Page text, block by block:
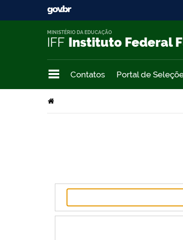
IFF Instituto Federal
MINISTÉRIO DA EDUCAÇÃO
Contatos Portal de